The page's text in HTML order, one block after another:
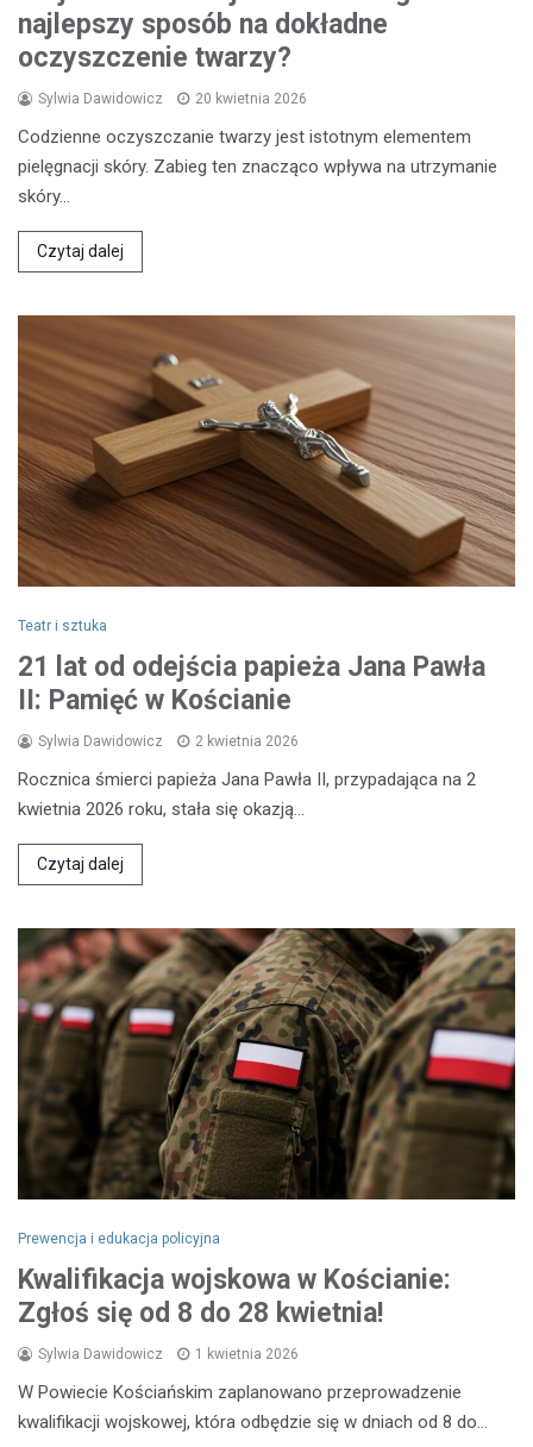
najlepszy sposób na dokładne
oczyszczenie twarzy?
Sylwia Dawidowicz 20 kwietnia 2026
Codzienne oczyszczanie twarzy jest istotnym elementem
pielęgnacji skóry. Zabieg ten znacząco wpływa na utrzymanie
skóry…
Czytaj dalej
Teatr i sztuka
21 lat od odejścia papieża Jana Pawła
II: Pamięć w Kościanie
Sylwia Dawidowicz 2 kwietnia 2026
Rocznica śmierci papieża Jana Pawła II, przypadająca na 2
kwietnia 2026 roku, stała się okazją…
Czytaj dalej
Prewencja i edukacja policyjna
Kwalifikacja wojskowa w Kościanie:
Zgłoś się od 8 do 28 kwietnia!
Sylwia Dawidowicz 1 kwietnia 2026
W Powiecie Kościańskim zaplanowano przeprowadzenie
kwalifikacji wojskowej, która odbędzie się w dniach od 8 do…